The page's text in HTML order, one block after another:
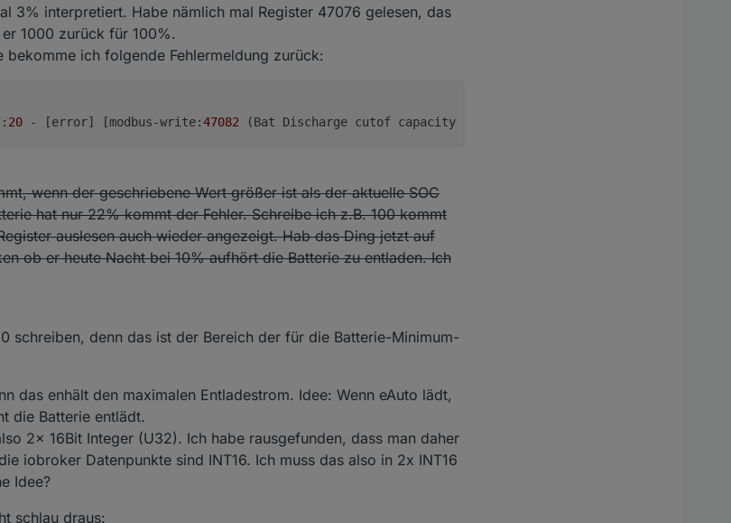
3% interpretiert. Habe nämlich mal Register 47076 gelesen, das
1000 zurück für 100%.
ich folgende Fehlermeldung zurück:
: 20 - [error] [modbus-write:47082 (Bat Discharge cutof capacity SET)] Error: Modbus exception
wenn der geschriebene Wert größer ist als der aktuelle SOC
hat nur 22% kommt der Fehler. Schreibe ich z.B. 100 kommt
auslesen auch wieder angezeigt. Hab das Ding jetzt auf
ob er heute Nacht bei 10% aufhört die Batterie zu entladen. Ich
schreiben, denn das ist der Bereich der für die Batterie-Minimum-
das enhält den maximalen Entladestrom. Idee: Wenn eAuto lädt,
die Batterie entlädt.
2x 16Bit Integer (U32). Ich habe rausgefunden, dass man daher
iobroker Datenpunkte sind INT16. Ich muss das also in 2x INT16
Idee?
schlau draus: